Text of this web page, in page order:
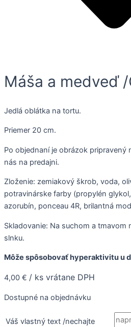
Máša a medveď
Jedlá oblátka na tortu.
Priemer 20 cm.
Po objednaní je obrázok pripravený
nás na predajni.
Zloženie: zemiakový škrob, voda,
potravinárske farby (propylén
azorubín, ponceau 4R, brilantná
Skladovanie: Na suchom a tmavom
slnku.
Môže spôsobovať hyperaktivitu u
4,00 € / ks vrátane DPH
Dostupné na objednávku
Váš vlastný text /nechajte